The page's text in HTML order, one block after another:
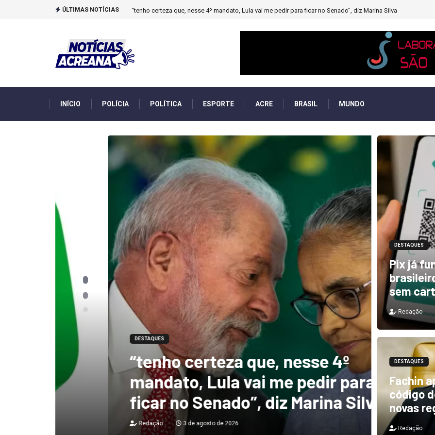
ÚLTIMAS NOTÍCIAS Novo boletim indica El Niño ‘muito forte’ diminuindo chuvas e provocando secas de rios
INÍCIO POLÍCIA POLÍTICA ESPORTE ACRE BRASIL MUNDO
“tenho certeza que, nesse 4º
mandato, Lula vai me pedir para
ficar no Senado”, diz Marina Silva
3 de agosto de 2026
DESTAQUES
DESTAQUES
Pix já
sem
Redação
DESTAQUES
Fachin
código
novas
Redação